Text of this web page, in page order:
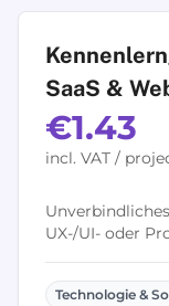
SaaS &
€1.43
incl. VAT /
UX-/UI- oder
Fokus stehen
Technologie &